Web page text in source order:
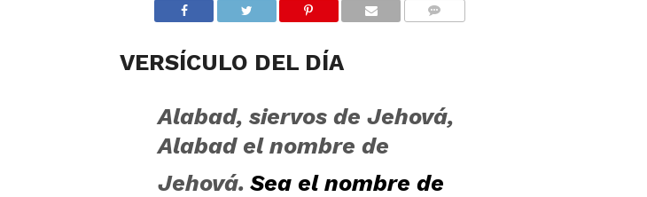
VERSÍCULO DEL DÍA
Alabad, siervos de Jehová,
Alabad el nombre de
Jehová. Sea el nombre de